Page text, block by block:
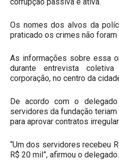
Os nomes dos alvos da
praticado os crimes não
As informações sobre essa
durante entrevista
corporação, no centro da
De acordo com o
servidores da fundação
para aprovar contratos
“Um dos servidores recebeu
R$ 20 mil”, afirmou o delegado.